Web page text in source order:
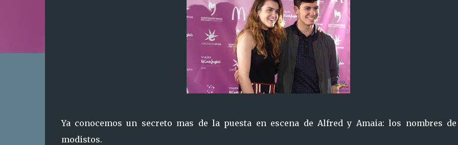
Ya conocemos un secreto mas de la puesta en escena de Alfred y Amaia: los nombres
modistos.